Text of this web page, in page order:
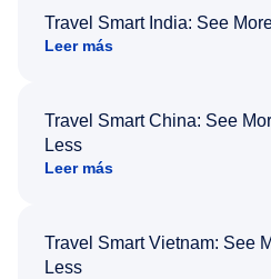
Travel Smart India: See
Leer más
Travel Smart China: See
Less
Leer más
Travel Smart Vietnam: See
Less